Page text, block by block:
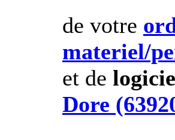
de votre
materiel/
et de
Dore